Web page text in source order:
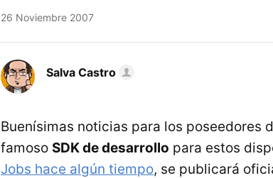
26 Noviembre 2007
Salva Castro
Buenísimas noticias para los poseedores
famoso SDK de desarrollo para estos
Jobs hace algún tiempo, se publicará